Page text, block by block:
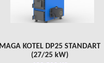
MAGA KOTEL DP25 STANDART
(27/25 kW)